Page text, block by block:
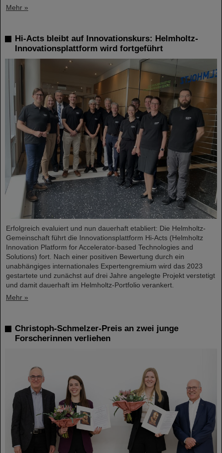
Mehr »
Hi-Acts bleibt auf Innovationskurs: Helmholtz-
Innovationsplattform wird fortgeführt
Erfolgreich evaluiert und nun dauerhaft etabliert: Die Helmholtz-
Gemeinschaft führt die Innovationsplattform Hi-Acts (Helmholtz
Innovation Platform for Accelerator-based Technologies and
Solutions) fort. Nach einer positiven Bewertung durch ein
unabhängiges internationales Expertengremium wird das 2023
gestartete und zunächst auf drei Jahre angelegte Projekt verstetigt
und damit dauerhaft im Helmholtz-Portfolio verankert.
Mehr »
Christoph-Schmelzer-Preis an zwei junge
Forscherinnen verliehen